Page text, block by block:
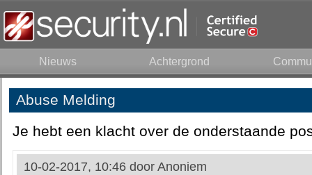
Nieuws Achtergrond
Abuse Melding
Je hebt een klacht over de onderstaande
10-02-2017, 10:46 door Anoniem